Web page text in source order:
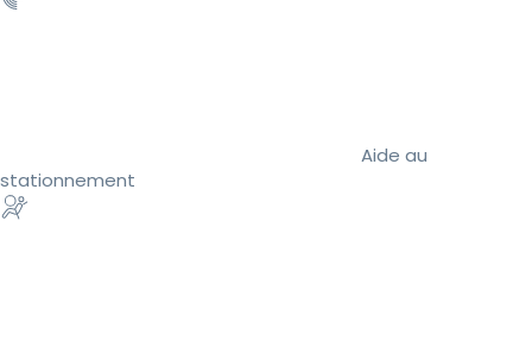
Aide au
stationnement